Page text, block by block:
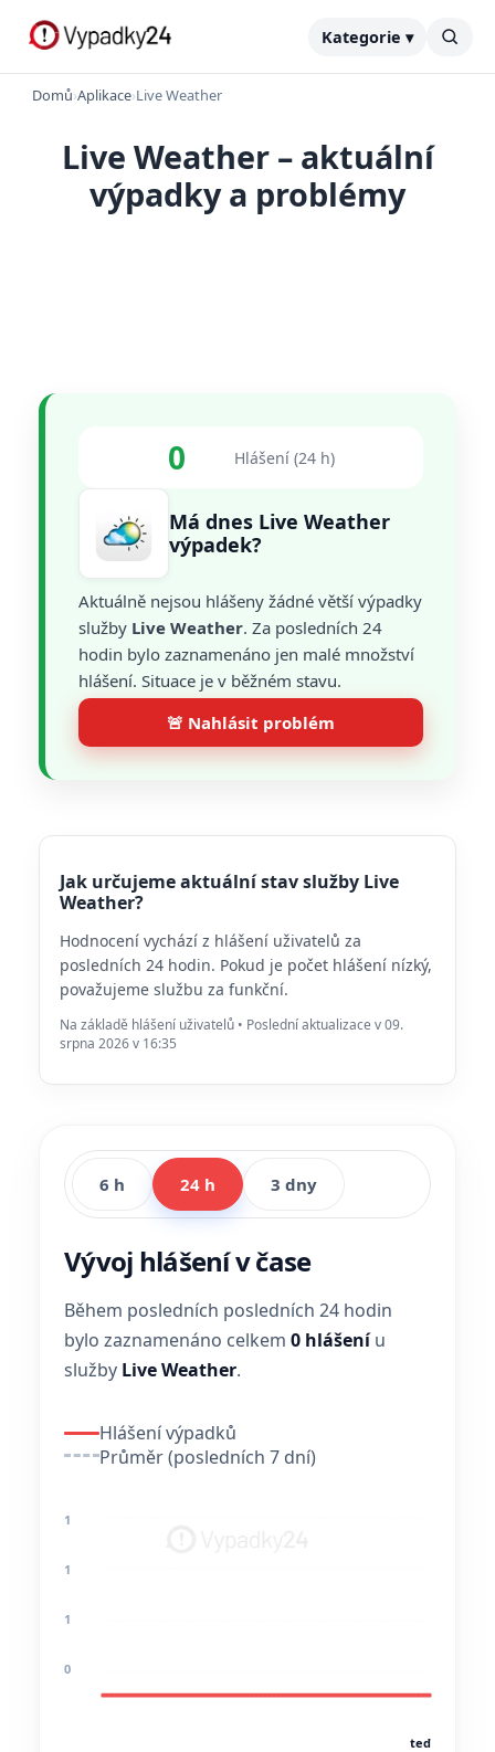
Kategorie ▾
Domů›Aplikace›Live Weather
Live Weather – aktuální
výpadky a problémy
0 Hlášení (24 h)
Má dnes Live Weather
výpadek?
Aktuálně nejsou hlášeny žádné větší výpadky
služby Live Weather. Za posledních 24
hodin bylo zaznamenáno jen malé množství
hlášení. Situace je v běžném stavu.
🚨 Nahlásit problém
Jak určujeme aktuální stav služby Live
Weather?
Hodnocení vychází z hlášení uživatelů za
posledních 24 hodin. Pokud je počet hlášení nízký,
považujeme službu za funkční.
Na základě hlášení uživatelů • Poslední aktualizace v 09.
srpna 2026 v 16:35
6 h 24 h 3 dny
Vývoj hlášení v čase
Během posledních posledních 24 hodin
bylo zaznamenáno celkem 0 hlášeníu
služby Live Weather.
Hlášení výpadků
Průměr (posledních 7 dní)
1
1
1
0
teď